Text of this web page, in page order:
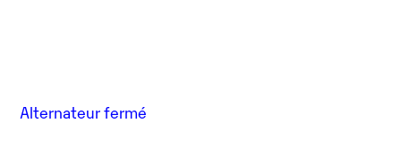
Alternateur fermé